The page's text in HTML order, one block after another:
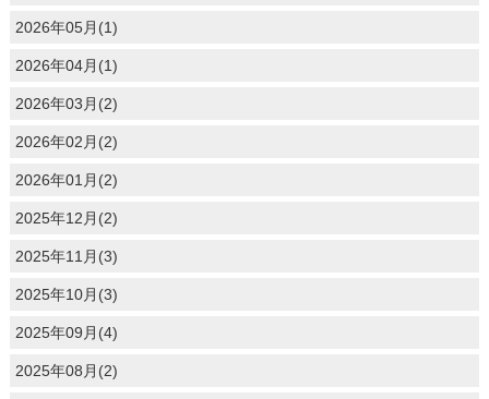
2026年05月(1)
2026年04月(1)
2026年03月(2)
2026年02月(2)
2026年01月(2)
2025年12月(2)
2025年11月(3)
2025年10月(3)
2025年09月(4)
2025年08月(2)